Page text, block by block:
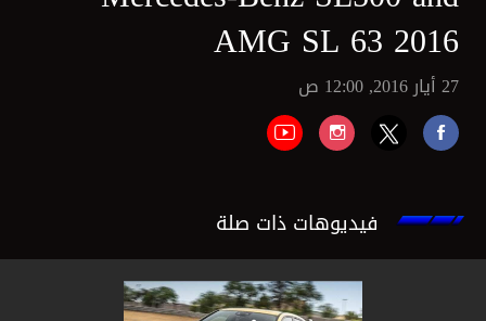
AMG SL 63 2016
27 أيار 2016, 12:00 ص
فيديوهات ذات صلة